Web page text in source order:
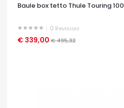
Baule box tetto Thule Touring 100
0 Revisioni
€ 339,00 € 495,32
OCCHIATA VELOCE